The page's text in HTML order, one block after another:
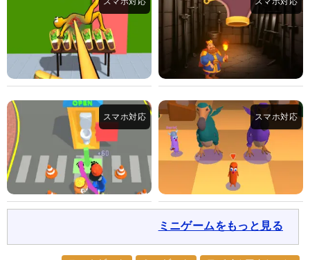
ミニゲームをもっと見る